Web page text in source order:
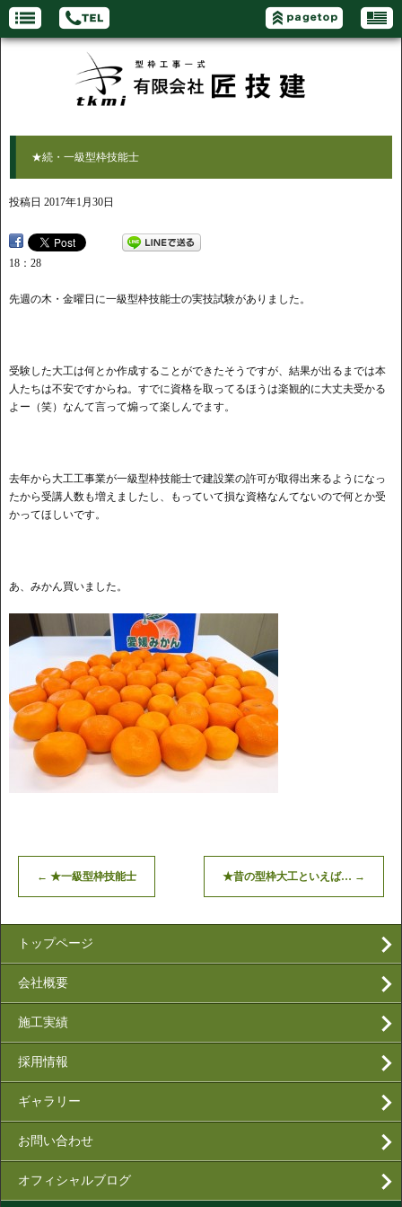
★続・一級型枠技能士
投稿日 2017年1月30日
18：28
先週の木・金曜日に一級型枠技能士の実技試験がありました。
受験した大工は何とか作成することができたそうですが、結果が出るまでは本
人たちは不安ですからね。すでに資格を取ってるほうは楽観的に大丈夫受かる
よー（笑）なんて言って煽って楽しんでます。
去年から大工工事業が一級型枠技能士で建設業の許可が取得出来るようになっ
たから受講人数も増えましたし、もっていて損な資格なんてないので何とか受
かってほしいです。
あ、みかん買いました。
← ★一級型枠技能士 ★昔の型枠大工といえば… →
トップページ
会社概要
施工実績
採用情報
ギャラリー
お問い合わせ
オフィシャルブログ